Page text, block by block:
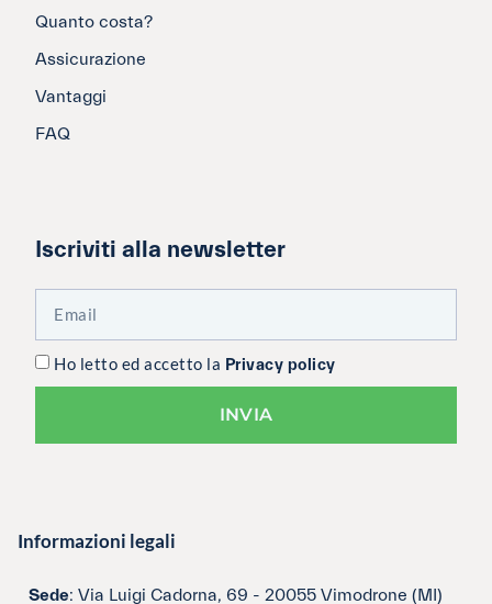
Quanto costa?
Assicurazione
Vantaggi
FAQ
Iscriviti alla newsletter
Ho letto ed accetto la Privacy policy
INVIA
Informazioni legali
Sede: Via Luigi Cadorna, 69 - 20055 Vimodrone (MI)